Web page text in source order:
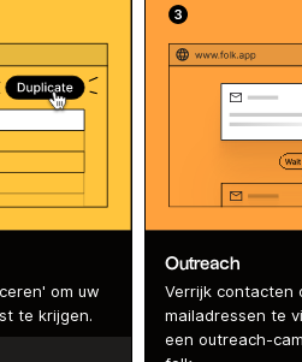
om uw
te krijgen.
Outreach
Verrijk contacten
mailadressen te
een outreach-